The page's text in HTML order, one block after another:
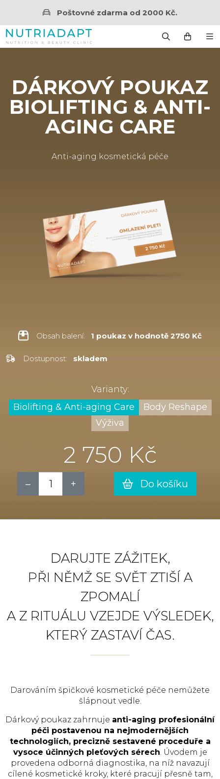
Poštovné zdarma od 2000 Kč.
DÁRKOVÝ POUKAZ
BIOLIFTING & ANTI-
AGING CARE
Anti-aging kosmetická péče
Obsah balení: 1 poukaz v hodnotě 2750 Kč
Dostupnost: skladem
Varianty:
Biolifting & Anti-aging Care
Body Reshape
Výživa
2 750 Kč
Do košíku
DARUJTE ZÁŽITEK,
PŘI NĚMŽ SE SVĚT ZTIŠÍ A
ZPOMALÍ
A Z RITUÁLU VZEJDE VÝSLEDEK,
KTERÝ ZASTAVÍ ČAS.
Darováním špičkové kosmetické péče nemůžete
šlápnout vedle.
Dárkový poukaz zahrnuje anti-aging profesionální
péči postavenou na nejmodernějších
technologiích, precizně sestavené proceduře a
vysoce účinných pleťových sérech . Úvodem je
provedena odborná diagnostika, na níž navazují
cílené kosmetické kroky, které pracují přesně tam,